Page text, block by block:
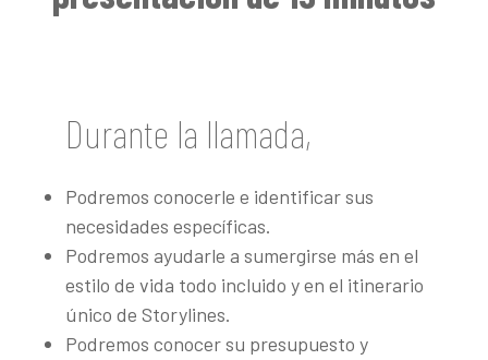
Durante la llamada,
Podremos conocerle e identificar sus
necesidades específicas.
Podremos ayudarle a sumergirse más en el
estilo de vida todo incluido y en el itinerario
único de Storylines.
Podremos conocer su presupuesto y